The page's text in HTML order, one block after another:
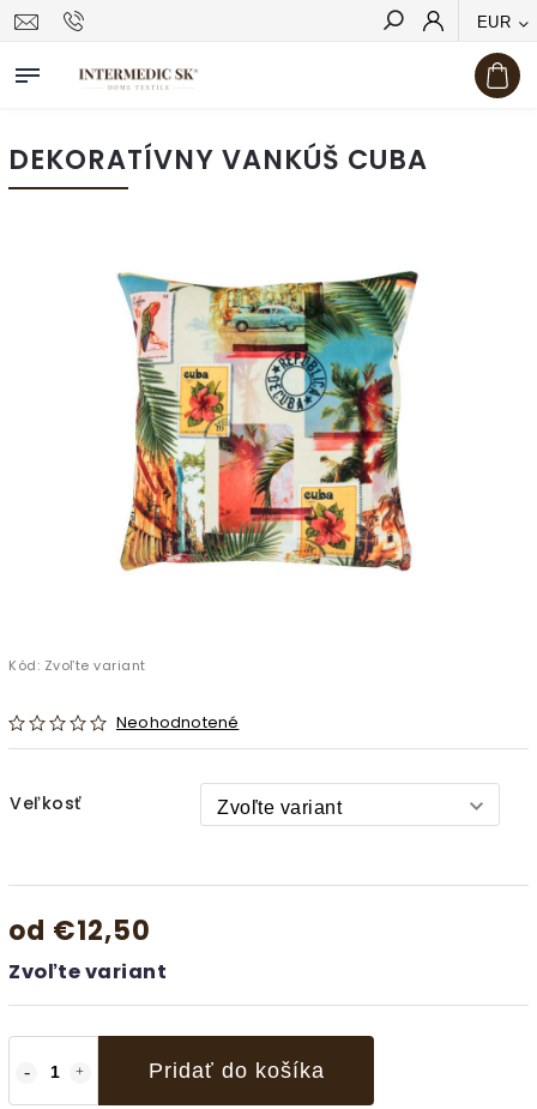
EUR
Hľadať
DEKORATÍVNY VANKÚŠ CUBA
Kód: Zvoľte variant
Neohodnotené
Veľkosť
od €12,50
Zvoľte variant
Pridať do košíka